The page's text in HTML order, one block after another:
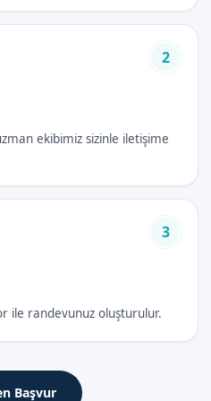
önemlidir.
2026
hizmetimizin kalitesine göre
bize ulaşabilirsiniz.
ilk 48 saatte özel bakım
hijyenine dikkat etmek
2
ekibimiz sizinle iletişime
3
ile randevunuz oluşturulur.
Başvur